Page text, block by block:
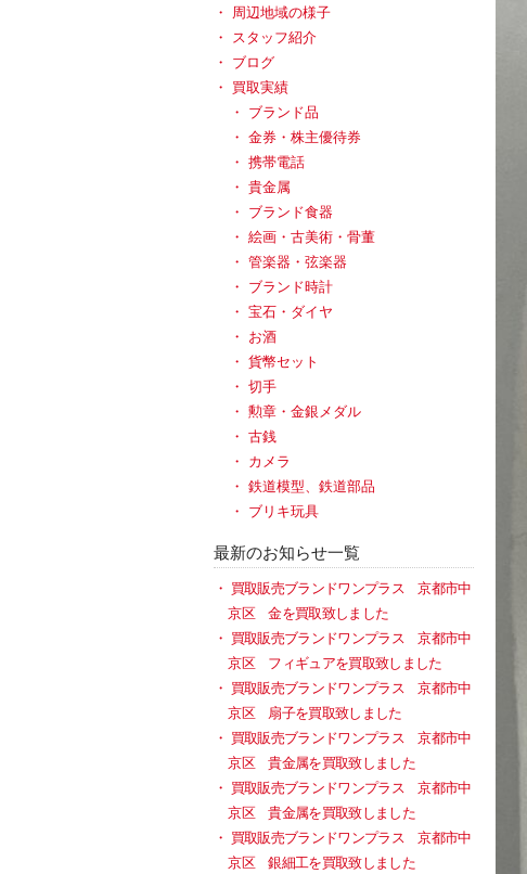
周辺地域の様子
スタッフ紹介
ブログ
買取実績
ブランド品
金券・株主優待券
携帯電話
貴金属
ブランド食器
絵画・古美術・骨董
管楽器・弦楽器
ブランド時計
宝石・ダイヤ
お酒
貨幣セット
切手
勲章・金銀メダル
古銭
カメラ
鉄道模型、鉄道部品
ブリキ玩具
最新のお知らせ一覧
買取販売ブランドワンプラス 京都市中
京区 金を買取致しました
買取販売ブランドワンプラス 京都市中
京区 フィギュアを買取致しました
買取販売ブランドワンプラス 京都市中
京区 扇子を買取致しました
買取販売ブランドワンプラス 京都市中
京区 貴金属を買取致しました
買取販売ブランドワンプラス 京都市中
京区 貴金属を買取致しました
買取販売ブランドワンプラス 京都市中
京区 銀細工を買取致しました